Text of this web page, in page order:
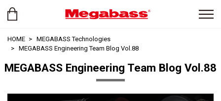
HOME
MEGABASS Technologies
MEGABASS Engineering Team Blog Vol.88
MEGABASS Engineering Team Blog Vol.88